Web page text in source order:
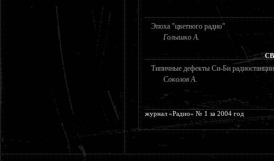
Эпоха "цветного радио"
Голышко А.
Типичные дефекты Си-Би
Соколов А.
журнал «Радио» № 1 за 2004 год